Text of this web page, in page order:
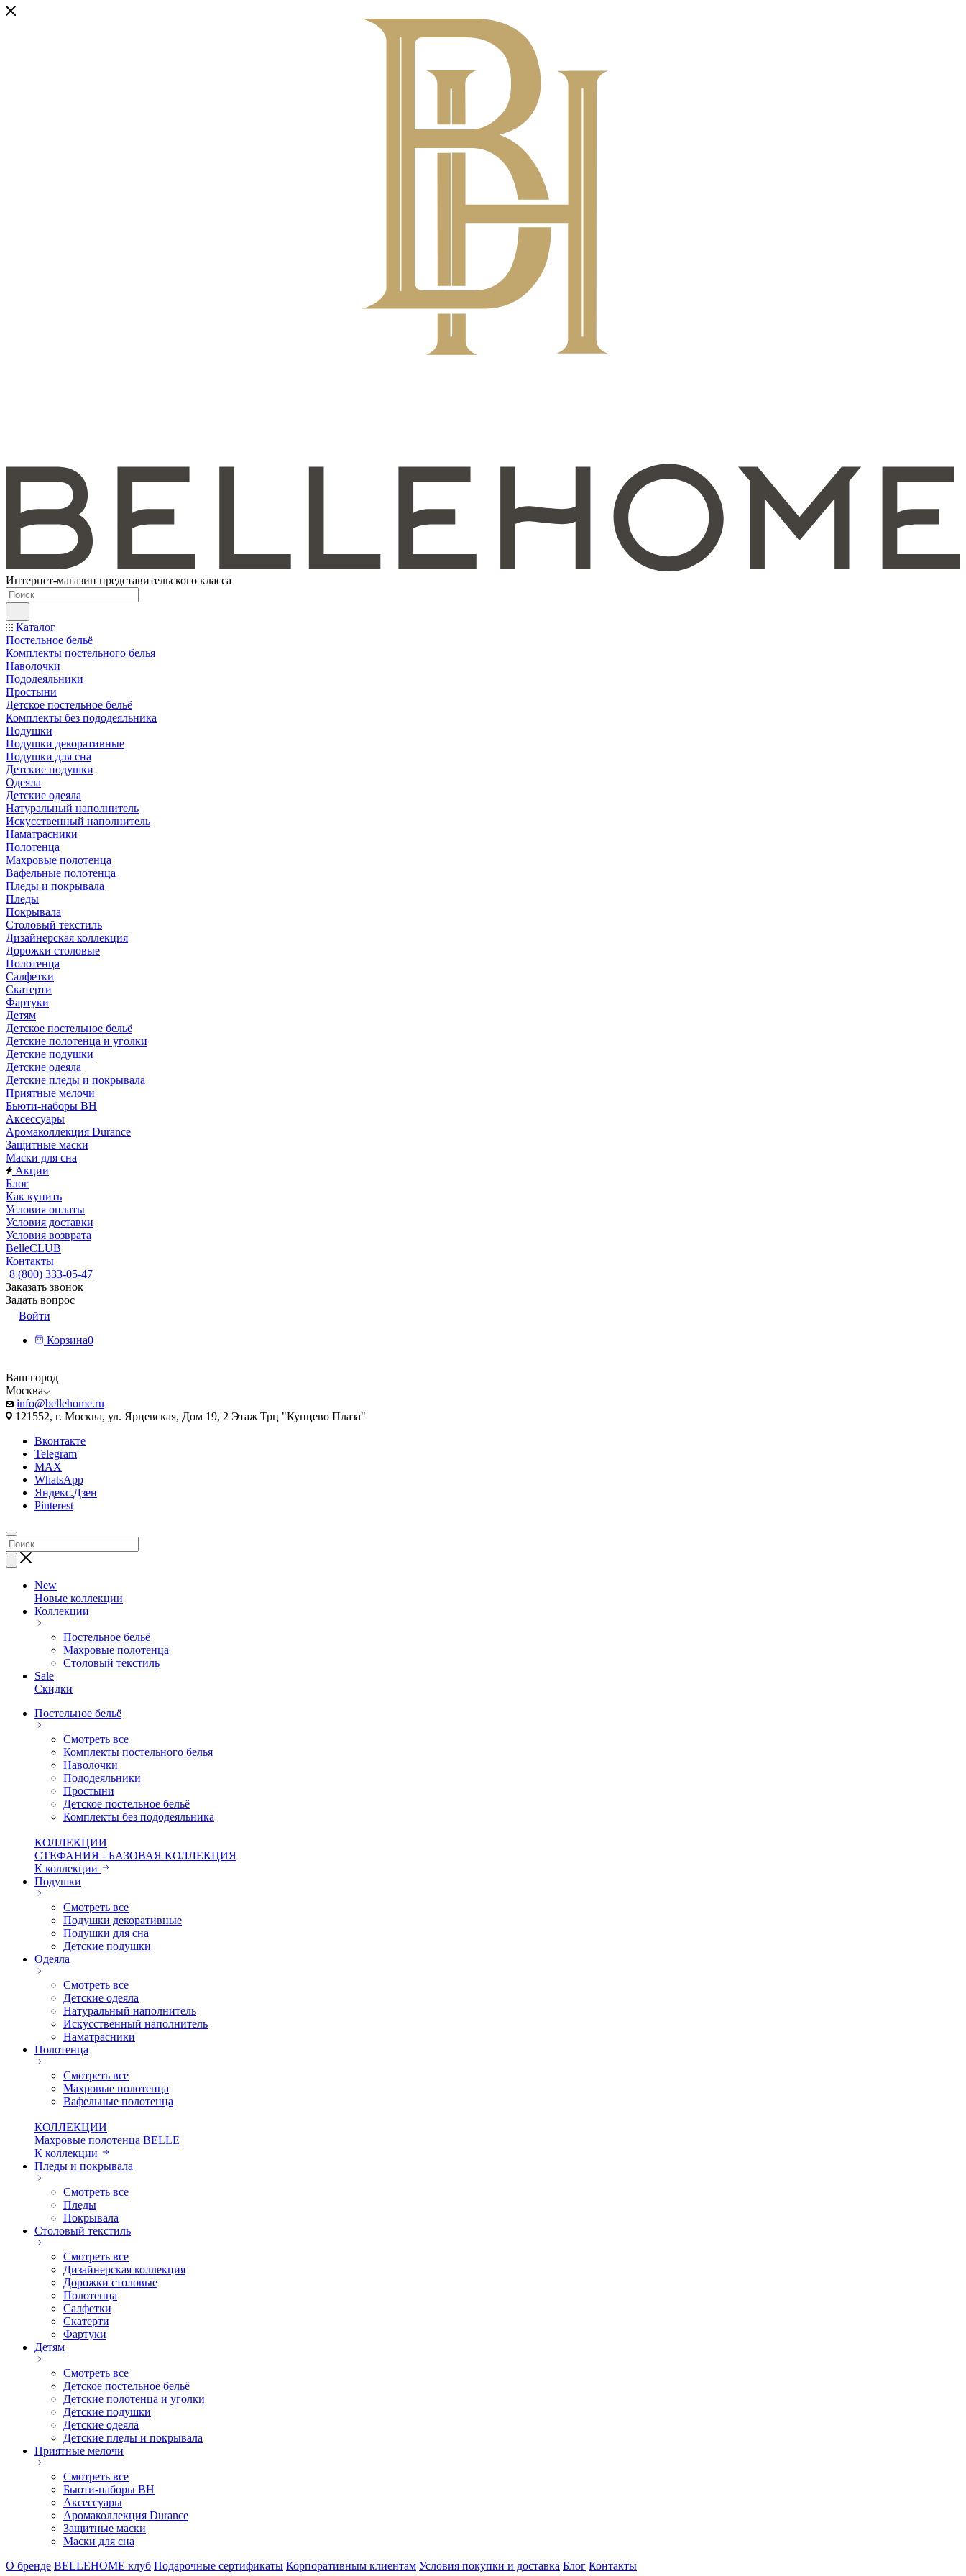
Интернет-магазин представительского класса
Каталог
Постельное бельё
Комплекты постельного белья
Наволочки
Пододеяльники
Простыни
Детское постельное бельё
Комплекты без пододеяльника
Подушки
Подушки декоративные
Подушки для сна
Детские подушки
Одеяла
Детские одеяла
Натуральный наполнитель
Искуcственный наполнитель
Наматрасники
Полотенца
Махровые полотенца
Вафельные полотенца
Пледы и покрывала
Пледы
Покрывала
Столовый текстиль
Дизайнерская коллекция
Дорожки столовые
Полотенца
Салфетки
Скатерти
Фартуки
Детям
Детское постельное бельё
Детские полотенца и уголки
Детские подушки
Детские одеяла
Детские пледы и покрывала
Приятные мелочи
Бьюти-наборы ВН
Аксессуары
Аромаколлекция Durance
Защитные маски
Маски для сна
Акции
Блог
Как купить
Условия оплаты
Условия доставки
Условия возврата
BelleCLUB
Контакты
8 (800) 333-05-47
Заказать звонок
Задать вопрос
Войти
Корзина0
Ваш город
Москва
info@bellehome.ru
121552, г. Москва, ул. Ярцевская, Дом 19, 2 Этаж Трц "Кунцево Плаза"
Вконтакте
Telegram
MAX
WhatsApp
Яндекс.Дзен
Pinterest
New
Новые коллекции
Коллекции
Постельное бельё
Махровые полотенца
Столовый текстиль
Sale
Скидки
Постельное бельё
Смотреть все
Комплекты постельного белья
Наволочки
Пододеяльники
Простыни
Детское постельное бельё
Комплекты без пододеяльника
КОЛЛЕКЦИИ
СТЕФАНИЯ - БАЗОВАЯ КОЛЛЕКЦИЯ
К коллекции
Подушки
Смотреть все
Подушки декоративные
Подушки для сна
Детские подушки
Одеяла
Смотреть все
Детские одеяла
Натуральный наполнитель
Искуcственный наполнитель
Наматрасники
Полотенца
Смотреть все
Махровые полотенца
Вафельные полотенца
КОЛЛЕКЦИИ
Махровые полотенца BELLE
К коллекции
Пледы и покрывала
Смотреть все
Пледы
Покрывала
Столовый текстиль
Смотреть все
Дизайнерская коллекция
Дорожки столовые
Полотенца
Салфетки
Скатерти
Фартуки
Детям
Смотреть все
Детское постельное бельё
Детские полотенца и уголки
Детские подушки
Детские одеяла
Детские пледы и покрывала
Приятные мелочи
Смотреть все
Бьюти-наборы ВН
Аксессуары
Аромаколлекция Durance
Защитные маски
Маски для сна
О бренде BELLEHOME клуб Подарочные сертификаты Корпоративным клиентам Условия покупки и доставка Блог Контакты